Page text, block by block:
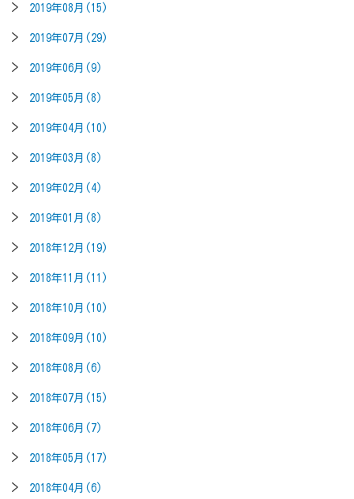
2019年08月(15)
2019年07月(29)
2019年06月(9)
2019年05月(8)
2019年04月(10)
2019年03月(8)
2019年02月(4)
2019年01月(8)
2018年12月(19)
2018年11月(11)
2018年10月(10)
2018年09月(10)
2018年08月(6)
2018年07月(15)
2018年06月(7)
2018年05月(17)
2018年04月(6)